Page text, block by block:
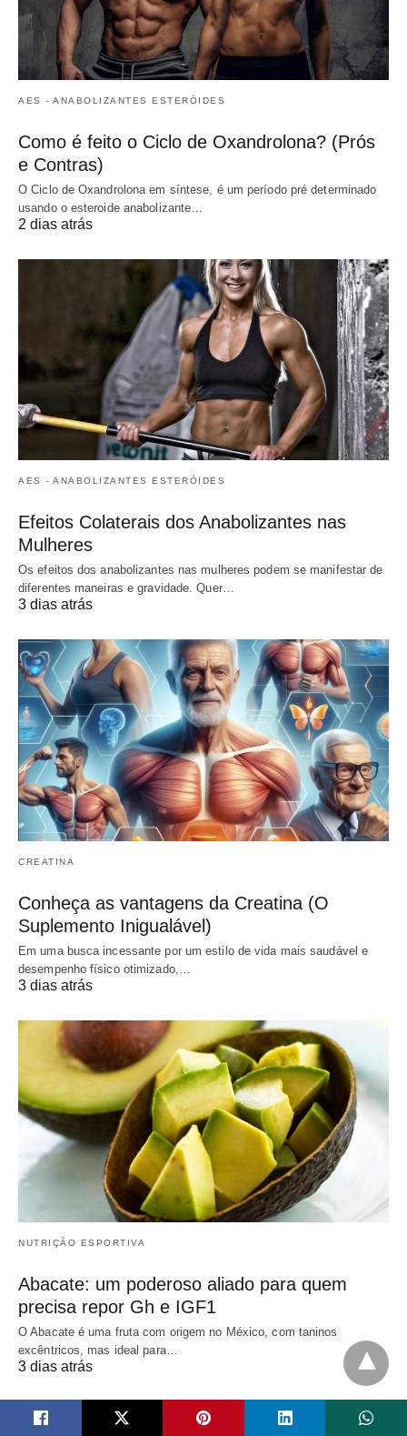
AES - ANABOLIZANTES ESTERÓIDES
Como é feito o Ciclo de Oxandrolona? (Prós
e Contras)
O Ciclo de Oxandrolona em síntese, é um período pré determinado
usando o esteroide anabolizante…
2 dias atrás
AES - ANABOLIZANTES ESTERÓIDES
Efeitos Colaterais dos Anabolizantes nas
Mulheres
Os efeitos dos anabolizantes nas mulheres podem se manifestar de
diferentes maneiras e gravidade. Quer…
3 dias atrás
CREATINA
Conheça as vantagens da Creatina (O
Suplemento Inigualável)
Em uma busca incessante por um estilo de vida mais saudável e
desempenho físico otimizado,…
3 dias atrás
NUTRIÇÃO ESPORTIVA
Abacate: um poderoso aliado para quem
precisa repor Gh e IGF1
O Abacate é uma fruta com origem no México, com taninos
excêntricos, mas ideal para…
3 dias atrás